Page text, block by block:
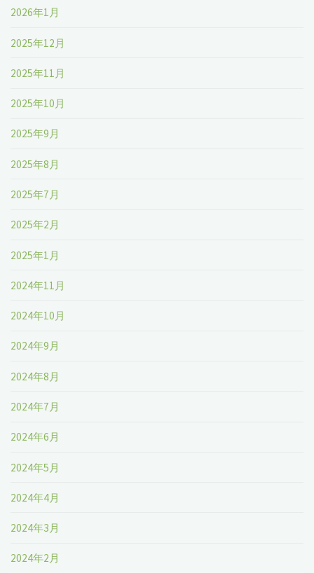
2026年1月
2025年12月
2025年11月
2025年10月
2025年9月
2025年8月
2025年7月
2025年2月
2025年1月
2024年11月
2024年10月
2024年9月
2024年8月
2024年7月
2024年6月
2024年5月
2024年4月
2024年3月
2024年2月